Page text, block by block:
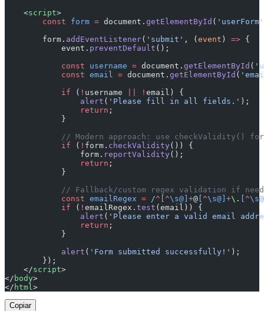
    <
script>
        const
form = document. getElementById ( 'userForm'
        form.
addEventListener( 'submit' , (event ) => {
            event.
preventDefault ();
            const
username = document. getElementById (
            const
email = document. getElementById (
            if
( ! username ! email) {
                alert
( 'Please fill in all fields.' );
                return
;
            }
// Modern approach: use checkValidity()
            if
( ! form. checkValidity()) {
                form.
reportValidity();
                return
;
            }
// Fallback/custom regex validation if
            const
emailRegex = /^ [^\s@] +@ [^\s@] +\. [^
            if
( ! emailRegex. test (email)) {
                alert
( 'Please enter a valid email
                return
;
            }
            alert
( 'Form submitted successfully!' );
        });
    </
script>
</ body>
</ html >
Copiar